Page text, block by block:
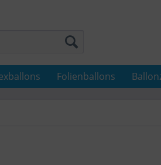
Folienballons